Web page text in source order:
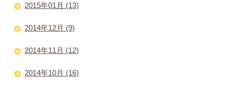
2015年01月 (13)
2014年12月 (9)
2014年11月 (12)
2014年10月 (16)